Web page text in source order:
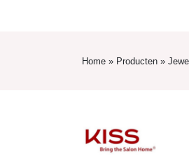
Home » Producten »